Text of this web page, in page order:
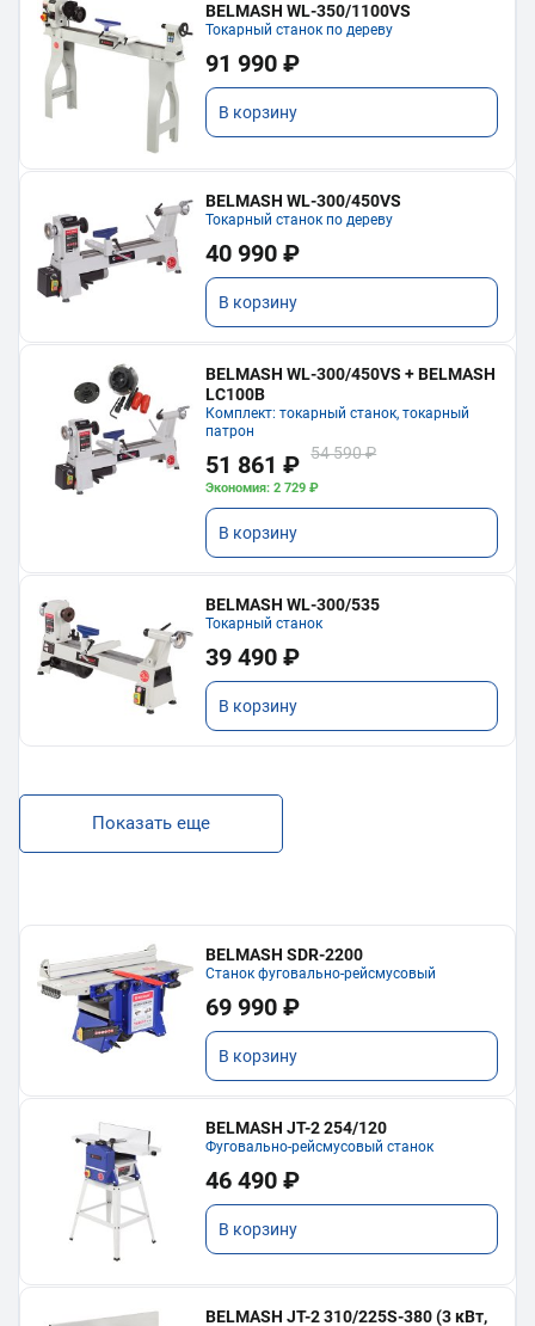
BELMASH WL-350/1100VS
Токарный станок по дереву
91 990 ₽
В корзину
BELMASH WL-300/450VS
Токарный станок по дереву
40 990 ₽
В корзину
BELMASH WL-300/450VS + BELMASH
LC100B
Комплект: токарный станок, токарный
патрон
51 861 ₽ 54 590 ₽
Экономия: 2 729 ₽
В корзину
BELMASH WL-300/535
Токарный станок
39 490 ₽
В корзину
Показать еще
BELMASH SDR-2200
Станок фуговально-рейсмусовый
69 990 ₽
В корзину
BELMASH JT-2 254/120
Фуговально-рейсмусовый станок
46 490 ₽
В корзину
BELMASH JT-2 310/225S-380 (3 кВт,